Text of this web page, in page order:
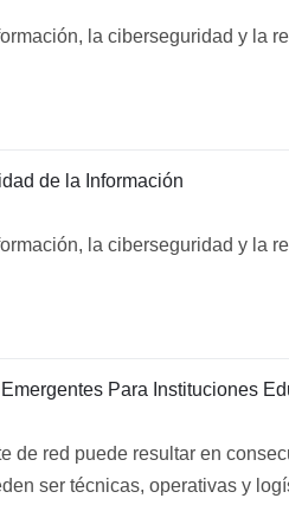
la ciberseguridad y la
de la Información
la ciberseguridad y la
Para Instituciones
de red puede resultar en
ser técnicas, operativas y